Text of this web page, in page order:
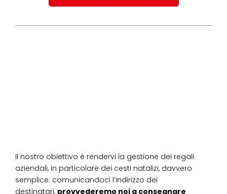
Il nostro obiettivo è rendervi la gestione dei regali
aziendali, in particolare dei cesti natalizi, davvero
semplice: comunicandoci l’indirizzo dei
destinatari, provvederemo noi a consegnare